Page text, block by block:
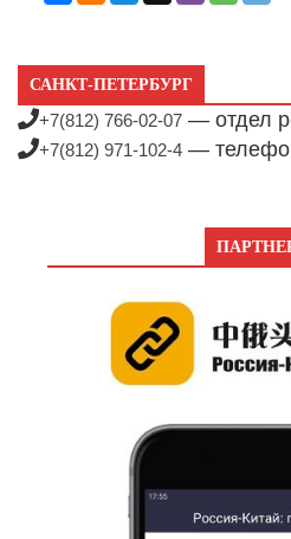
САНКТ-ПЕТЕРБУРГ
+7(812) 766-02-07 — отдел
+7(812) 971-102-4 —